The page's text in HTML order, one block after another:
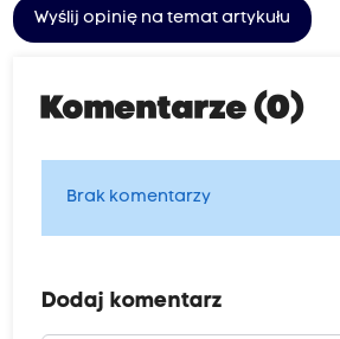
Wyślij opinię na temat artykułu
Komentarze (0)
Brak komentarzy
Dodaj komentarz